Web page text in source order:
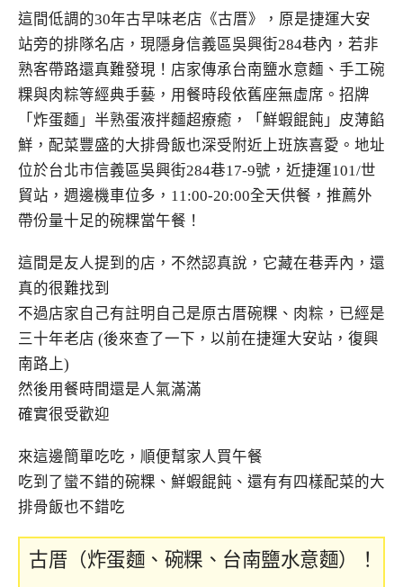
這間低調的30年古早味老店《古厝》，原是捷運大安
站旁的排隊名店，現隱身信義區吳興街284巷內，若非
熟客帶路還真難發現！店家傳承台南鹽水意麵、手工碗
粿與肉粽等經典手藝，用餐時段依舊座無虛席。招牌
「炸蛋麵」半熟蛋液拌麵超療癒，「鮮蝦餛飩」皮薄餡
鮮，配菜豐盛的大排骨飯也深受附近上班族喜愛。地址
位於台北市信義區吳興街284巷17-9號，近捷運101/世
貿站，週邊機車位多，11:00-20:00全天供餐，推薦外
帶份量十足的碗粿當午餐！
這間是友人提到的店，不然認真說，它藏在巷弄內，還
真的很難找到
不過店家自己有註明自己是原古厝碗粿、肉粽，已經是
三十年老店 (後來查了一下，以前在捷運大安站，復興
南路上)
然後用餐時間還是人氣滿滿
確實很受歡迎
來這邊簡單吃吃，順便幫家人買午餐
吃到了蠻不錯的碗粿、鮮蝦餛飩、還有有四樣配菜的大
排骨飯也不錯吃
古厝（炸蛋麵、碗粿、台南鹽水意麵）！